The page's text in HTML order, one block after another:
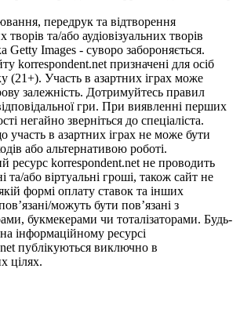
передрук та відтворення
творів та/або аудіовізуальних творів
Getty Images - суворо забороняється.
korrespondent.net призначені для осіб
(21+). Участь в азартних іграх може
залежність. Дотримуйтесь правил
гри. При виявленні перших
негайно зверніться до спеціаліста.
участь в азартних іграх не може бути
або альтернативою роботі.
ресурс korrespondent.net не проводить
та/або віртуальні гроші, також сайт не
формі оплату ставок та інших
можуть бути пов’язані з
букмекерами чи тоталізаторами. Будь-
інформаційному ресурсі
публікуються виключно в
цілях.